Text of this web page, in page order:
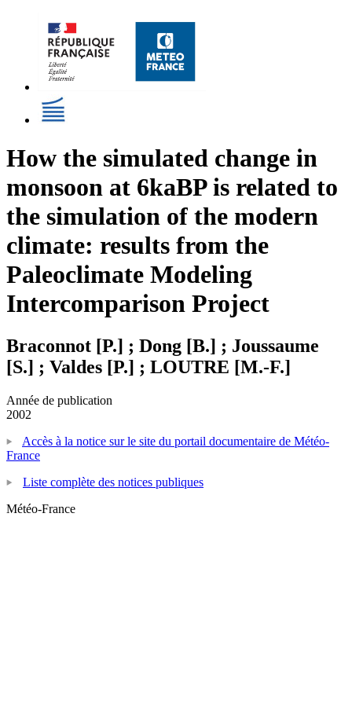
How the simulated change in
monsoon at 6kaBP is related to
the simulation of the modern
climate: results from the
Paleoclimate Modeling
Intercomparison Project
Braconnot [P.] ; Dong [B.] ; Joussaume
[S.] ; Valdes [P.] ; LOUTRE [M.-F.]
Année de publication
2002
Accès à la notice sur le site du portail documentaire de Météo-
France
Liste complète des notices publiques
Météo-France